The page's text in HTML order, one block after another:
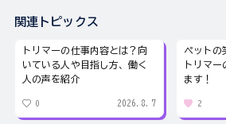
関連トピックス
トリマーの仕事内容とは？向
いている人や目指し方、働く
人の声を紹介
0 2026.8.7
ペットの
トリマ
ます！
2